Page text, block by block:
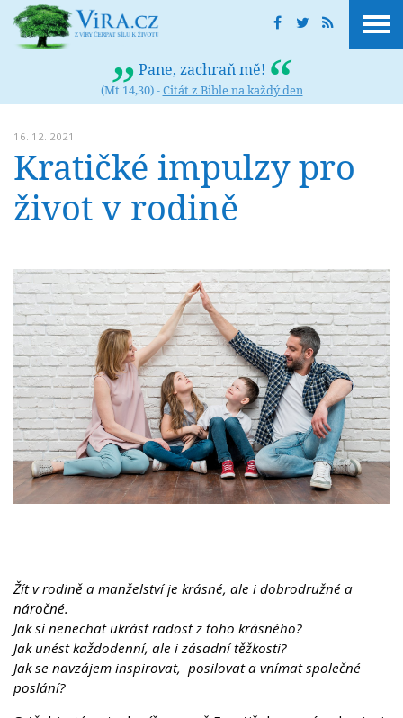
Pane, zachraň mě!
(Mt 14,30) -Citát z Bible na každý den
16. 12. 2021
Kratičké impulzy pro
život v rodině
Žít v rodině a manželství je krásné, ale i dobrodružné a
náročné.
Jak si nenechat ukrást radost z toho krásného?
Jak unést každodenní, ale i zásadní těžkosti?
Jak se navzájem inspirovat, posilovat a vnímat společné
poslání?